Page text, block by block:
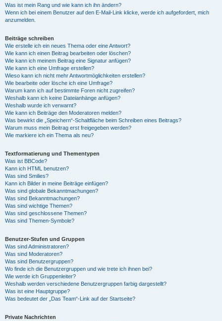
Was ist mein Rang und wie kann ich ihn ändern?
Wenn ich bei einem Benutzer auf den E-Mail-Link klicke, werde ich aufgefordert, mich
anzumelden.
Beiträge schreiben
Wie erstelle ich ein neues Thema oder eine Antwort?
Wie kann ich einen Beitrag bearbeiten oder löschen?
Wie kann ich meinem Beitrag eine Signatur anfügen?
Wie kann ich eine Umfrage erstellen?
Wieso kann ich nicht mehr Antwortmöglichkeiten erstellen?
Wie bearbeite oder lösche ich eine Umfrage?
Warum kann ich auf bestimmte Foren nicht zugreifen?
Weshalb kann ich keine Dateianhänge anfügen?
Weshalb wurde ich verwarnt?
Wie kann ich Beiträge den Moderatoren melden?
Was bewirkt die „Speichern“-Schaltfläche beim Schreiben eines Beitrags?
Warum muss mein Beitrag erst freigegeben werden?
Wie markiere ich ein Thema als neu?
Textformatierung und Thementypen
Was ist BBCode?
Kann ich HTML benutzen?
Was sind Smilies?
Kann ich Bilder in meine Beiträge einfügen?
Was sind globale Bekanntmachungen?
Was sind Bekanntmachungen?
Was sind wichtige Themen?
Was sind geschlossene Themen?
Was sind Themen-Symbole?
Benutzer-Stufen und Gruppen
Was sind Administratoren?
Was sind Moderatoren?
Was sind Benutzergruppen?
Wo finde ich die Benutzergruppen und wie trete ich ihnen bei?
Wie werde ich Gruppenleiter?
Weshalb werden verschiedene Benutzergruppen farbig dargestellt?
Was ist eine Hauptgruppe?
Was bedeutet der „Das Team“-Link auf der Startseite?
Private Nachrichten